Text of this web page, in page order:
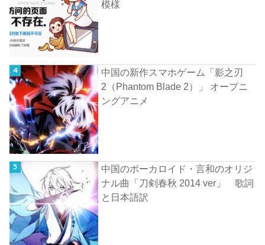
模様
中国の新作スマホゲーム「影之刃
2（Phantom Blade 2）」 オープニ
ングアニメ
中国のボーカロイド・言和のオリジ
ナル曲「刀剣春秋 2014 ver」 歌詞
と日本語訳